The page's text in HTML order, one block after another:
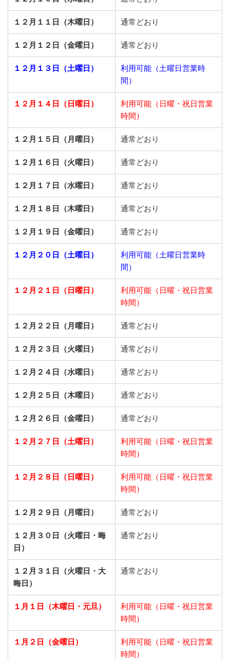
１２月１１日（木曜日） 通常どおり
１２月１２日（金曜日） 通常どおり
１２月１３日（土曜日）
利用可能（土曜日営業時
間）
１２月１４日（日曜日）
利用可能（日曜・祝日営業
時間）
１２月１５日（月曜日） 通常どおり
１２月１６日（火曜日） 通常どおり
１２月１７日（水曜日） 通常どおり
１２月１８日（木曜日） 通常どおり
１２月１９日（金曜日） 通常どおり
１２月２０日（土曜日）
利用可能（土曜日営業時
間）
１２月２１日（日曜日）
利用可能（日曜・祝日営業
時間）
１２月２２日（月曜日） 通常どおり
１２月２３日（火曜日） 通常どおり
１２月２４日（水曜日） 通常どおり
１２月２５日（木曜日） 通常どおり
１２月２６日（金曜日） 通常どおり
１２月２７日（土曜日）
利用可能（日曜・祝日営業
時間）
１２月２８日（日曜日）
利用可能（日曜・祝日営業
時間）
１２月２９日（月曜日） 通常どおり
１２月３０日（火曜日・晦
日）
通常どおり
１２月３１日（火曜日・大
晦日）
通常どおり
１月１日（木曜日・元旦）
利用可能（日曜・祝日営業
時間）
１月２日（金曜日）
利用可能（日曜・祝日営業
時間）